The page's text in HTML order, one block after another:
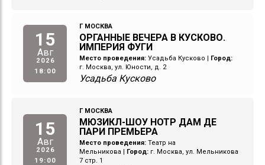
15
Авг
2026
18:00
Г МОСКВА
ОРГАННЫЕ ВЕЧЕРА В КУСКОВО.
ИМПЕРИЯ ФУГИ
Место проведения: Усадьба Кусково | Город:
г. Москва, ул. Юности, д. 2
Усадьба Кусково
15
Авг
2026
19:00
Г МОСКВА
МЮЗИКЛ-ШОУ НОТР ДАМ ДЕ
ПАРИ ПРЕМЬЕРА
Место проведения: Театр на
Мельникова | Город: г. Москва, ул. Мельникова
7 стр. 1